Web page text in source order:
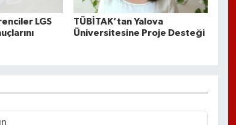
LGS
TÜBİTAK’tan Yalova
Üniversitesine Proje Desteği